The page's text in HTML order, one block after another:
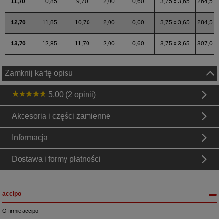
11,70 10,85 9,70 2,00 0,60 3,75 x 3,65 264,5
12,70 11,85 10,70 2,00 0,60 3,75 x 3,65 284,5
13,70 12,85 11,70 2,00 0,60 3,75 x 3,65 307,0
Zamknij kartę opisu
5,00 (2 opinii)
Akcesoria i części zamienne
Informacja
Dostawa i formy płatności
accipo
O firmie accipo